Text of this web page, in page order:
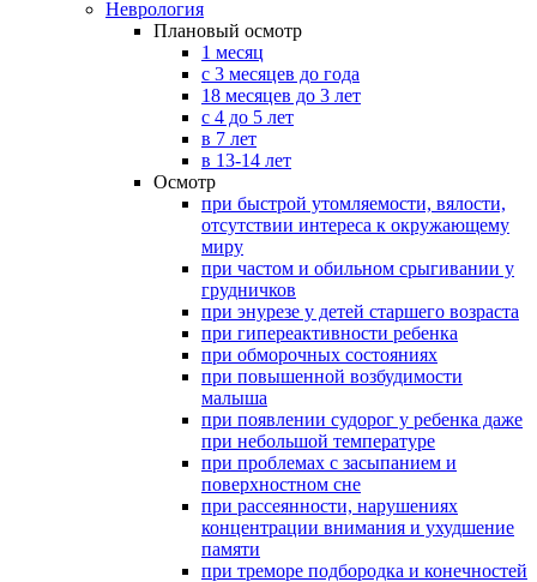
Неврология
Плановый осмотр
1 месяц
с 3 месяцев до года
18 месяцев до 3 лет
с 4 до 5 лет
в 7 лет
в 13-14 лет
Осмотр
при быстрой утомляемости, вялости,
отсутствии интереса к окружающему
миру
при частом и обильном срыгивании у
грудничков
при энурезе у детей старшего возраста
при гипереактивности ребенка
при обморочных состояниях
при повышенной возбудимости
малыша
при появлении судорог у ребенка даже
при небольшой температуре
при проблемах с засыпанием и
поверхностном сне
при рассеянности, нарушениях
концентрации внимания и ухудшение
памяти
при треморе подбородка и конечностей